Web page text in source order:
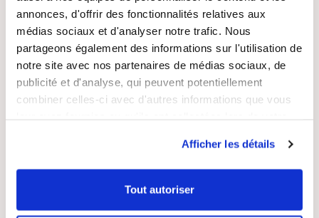
annonces, d'offrir des fonctionnalités relatives aux
médias sociaux et d'analyser notre trafic. Nous
partageons également des informations sur l'utilisation de
notre site avec nos partenaires de médias sociaux, de
publicité et d'analyse, qui peuvent potentiellement
combiner celles-ci avec d'autres informations que vous
Afficher les détails
Tout autoriser
LIVRAISON
SUIVIE
PAIEMENT
SÉCURISÉ